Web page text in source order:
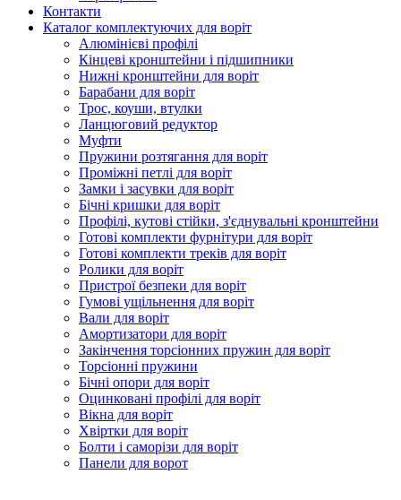
Контакти
Каталог комплектуючих для воріт
Алюмінієві профілі
Кінцеві кронштейни і підшипники
Нижні кронштейни для воріт
Барабани для воріт
Трос, коуши, втулки
Ланцюговий редуктор
Муфти
Пружини розтягання для воріт
Проміжні петлі для воріт
Замки і засувки для воріт
Бічні кришки для воріт
Профілі, кутові стійки, з'єднувальні кронштейни
Готові комплекти фурнітури для воріт
Готові комплекти треків для воріт
Ролики для воріт
Пристрої безпеки для воріт
Гумові ущільнення для воріт
Вали для воріт
Амортизатори для воріт
Закінчення торсіонних пружин для воріт
Торсіонні пружини
Бічні опори для воріт
Оцинковані профілі для воріт
Вікна для воріт
Хвіртки для воріт
Болти і саморізи для воріт
Панели для ворот